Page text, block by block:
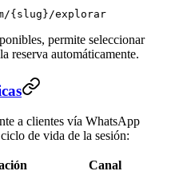
{slug}/explorar
permite seleccionar
reserva automáticamente.
a clientes vía WhatsApp
de vida de la sesión:
Canal